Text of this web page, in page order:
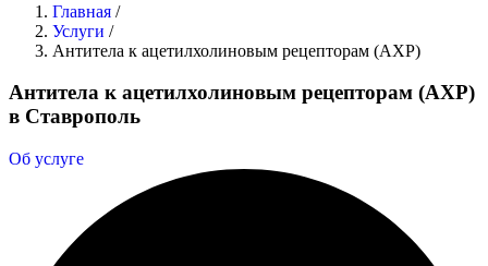
Главная /
Услуги /
Антитела к ацетилхолиновым рецепторам (АХР)
Антитела к ацетилхолиновым рецепторам (АХР)
в Ставрополь
Об услуге